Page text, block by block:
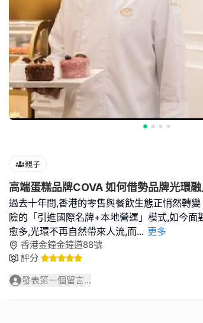
親子
高端蛋糕品牌COVA 如何借勢品牌光環
過去十年間,香港的零售與餐飲生態正悄然轉
險的「引進國際名牌+本地營運」模式,如今面
愈多,光環不再自然帶來人流,而... 更多
香港金鐘金鐘道88號
評分
發表第一個留言...